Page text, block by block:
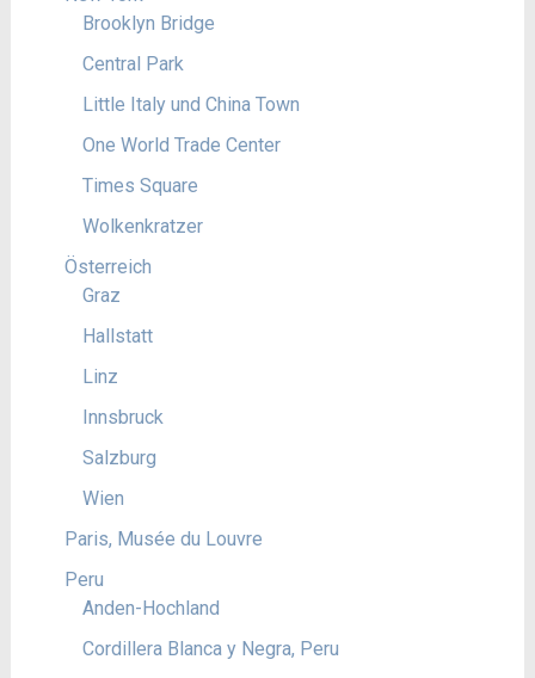
Brooklyn Bridge
Central Park
Little Italy und China Town
One World Trade Center
Times Square
Wolkenkratzer
Österreich
Graz
Hallstatt
Linz
Innsbruck
Salzburg
Wien
Paris, Musée du Louvre
Peru
Anden-Hochland
Cordillera Blanca y Negra, Peru